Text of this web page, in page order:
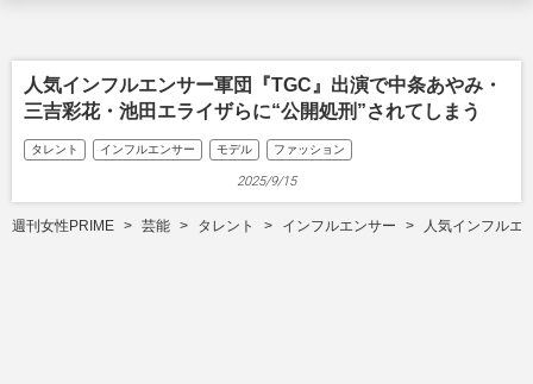
人気インフルエンサー軍団『TGC』出演で中条あやみ・
三吉彩花・池田エライザらに“公開処刑”されてしまう
タレント インフルエンサー モデル ファッション
2025/9/15
週刊女性PRIME 芸能 タレント インフルエンサー 人気インフルエ